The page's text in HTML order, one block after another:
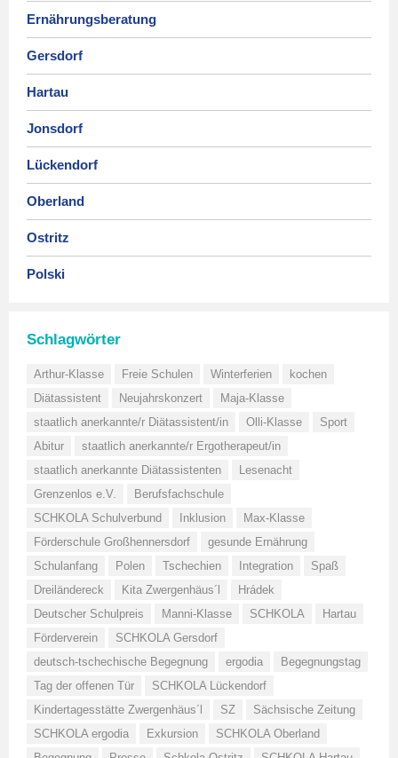
Ernährungsberatung
Gersdorf
Hartau
Jonsdorf
Lückendorf
Oberland
Ostritz
Polski
Schlagwörter
Arthur-Klasse Freie Schulen Winterferien
kochen
Diätassistent
Neujahrskonzert
Maja-Klasse
staatlich anerkannte/r Diätassistent/in
Olli-Klasse
Sport
Abitur
staatlich anerkannte/r Ergotherapeut/in
staatlich anerkannte Diätassistenten
Lesenacht
Grenzenlos e.V.
Berufsfachschule
SCHKOLA Schulverbund
Inklusion
Max-Klasse
Förderschule Großhennersdorf
gesunde Ernährung
Schulanfang
Polen Tschechien Integration
Spaß
Dreiländereck
Kita Zwergenhäus´l
Hrádek
Deutscher Schulpreis
Manni-Klasse SCHKOLA
Hartau
Förderverein
SCHKOLA Gersdorf
deutsch-tschechische Begegnung
ergodia
Begegnungstag
Tag der offenen Tür
SCHKOLA Lückendorf
Kindertagesstätte Zwergenhäus´l
SZ
Sächsische Zeitung
SCHKOLA ergodia
Exkursion
SCHKOLA Oberland